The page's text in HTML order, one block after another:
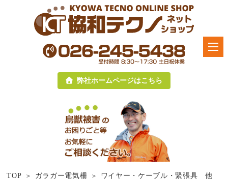
弊社ホームページはこちら
TOP ガラガー電気柵 ワイヤー・ケーブル・緊張具 他